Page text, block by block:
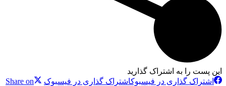
این پست را به اشتراک گذارید
اشتراک گذاری در فیسبوکاشتراک گذاری در فیسبوک
Share on